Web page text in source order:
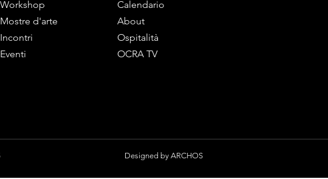
Workshop
Mostre d'arte
Incontri
Eventi
Calendario
About
Ospitalità
OCRA TV
Designed by ARCHOS